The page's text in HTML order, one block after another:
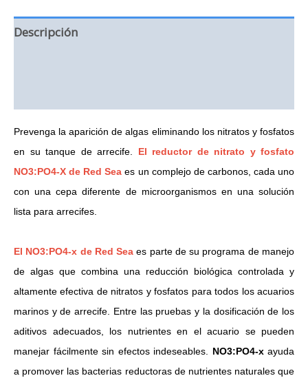
Descripción
Prevenga la aparición de algas eliminando los nitratos y fosfatos
en su tanque de arrecife.
El reductor de nitrato y fosfato
NO3:PO4-X de Red Sea es un complejo de carbonos, cada uno
con una cepa diferente de microorganismos en una solución
lista para arrecifes.
El NO3:PO4-x de Red Seaes parte de su programa de manejo
de algas que combina una reducción biológica controlada y
altamente efectiva de nitratos y fosfatos para todos los acuarios
marinos y de arrecife. Entre las pruebas y la dosificación de los
aditivos adecuados, los nutrientes en el acuario se pueden
manejar fácilmente sin efectos indeseables.
NO3:PO4-xayuda
a promover las bacterias reductoras de nutrientes naturales que